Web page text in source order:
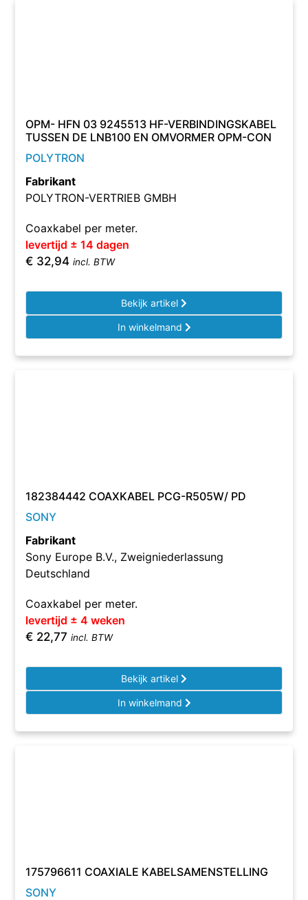
OPM- HFN 03 9245513 HF-VERBINDINGSKABEL
TUSSEN DE LNB100 EN OMVORMER OPM-CON
POLYTRON
Fabrikant
POLYTRON-VERTRIEB GMBH
Coaxkabel per meter.
levertijd ± 14 dagen
€ 32,94 incl. BTW
Bekijk artikel
In winkelmand
182384442 COAXKABEL PCG-R505W/ PD
SONY
Fabrikant
Sony Europe B.V., Zweigniederlassung
Deutschland
Coaxkabel per meter.
levertijd ± 4 weken
€ 22,77 incl. BTW
Bekijk artikel
In winkelmand
175796611 COAXIALE KABELSAMENSTELLING
SONY